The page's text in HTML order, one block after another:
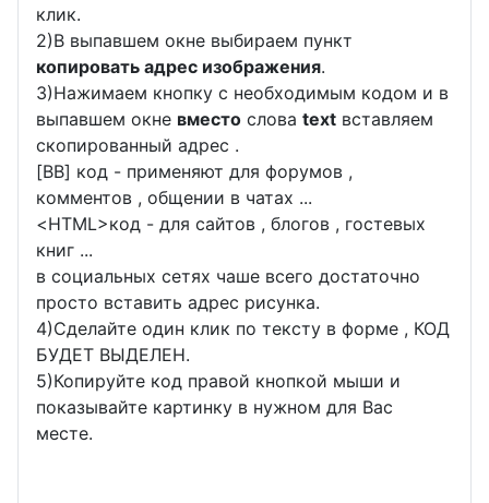
клик.
2)В выпавшем окне выбираем пункт
копировать адрес изображения.
3)Нажимаем кнопку с необходимым кодом и в
выпавшем окне вместо слова text вставляем
скопированный адрес .
[BB] код - применяют для форумов ,
комментов , общении в чатах ...
<HTML>код - для сайтов , блогов , гостевых
книг ...
в социальных сетях чаше всего достаточно
просто вставить адрес рисунка.
4)Сделайте один клик по тексту в форме , КОД
БУДЕТ ВЫДЕЛЕН.
5)Копируйте код правой кнопкой мыши и
показывайте картинку в нужном для Вас
месте.